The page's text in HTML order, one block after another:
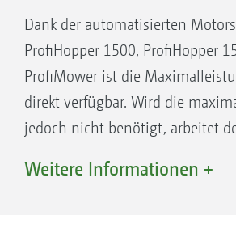
Dank der automatisierten
ProfiHopper 1500, ProfiHopper
ProfiMower ist die
direkt verfügbar. Wird die
jedoch nicht benötigt, arbeitet
Um die Leistung optimal
Weitere Informationen +